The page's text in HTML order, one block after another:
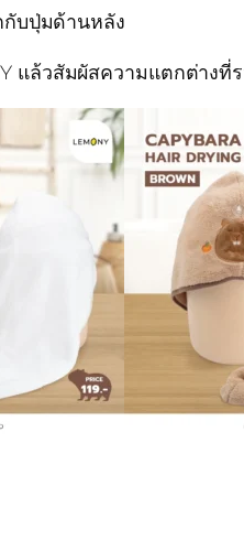
กับปุ่มด้านหลัง
แล้วสัมผัสความแตกต่างที่